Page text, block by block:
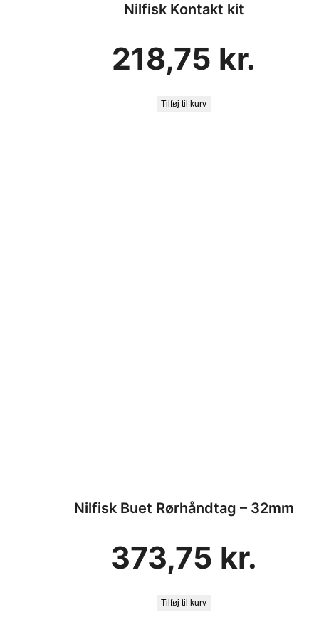
Nilfisk Kontakt kit
218,75 kr.
Tilføj til kurv
Nilfisk Buet Rørhåndtag – 32mm
373,75 kr.
Tilføj til kurv